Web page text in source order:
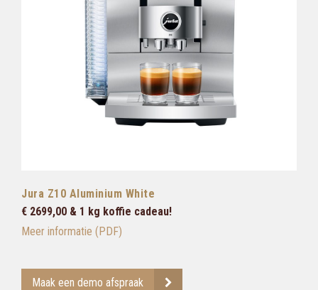
Jura Z10 Aluminium White
€ 2699,00 & 1 kg koffie cadeau!
Meer informatie (PDF)
Maak een demo afspraak